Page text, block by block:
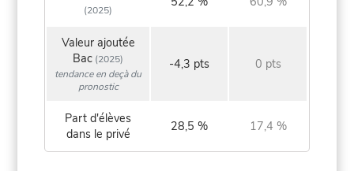
(2025)
Valeur ajoutée
Bac (2025)
tendance en deçà du
pronostic
-4,3 pts 0 pts
Part d'élèves
dans le privé
28,5 % 17,4 %